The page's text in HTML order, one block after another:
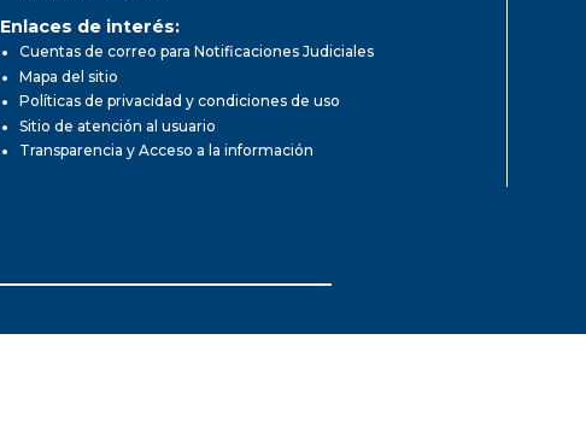
Enlaces de interés:
Cuentas de correo para Notificaciones Judiciales
Mapa del sitio
Políticas de privacidad y condiciones de uso
Sitio de atención al usuario
Transparencia y Acceso a la información